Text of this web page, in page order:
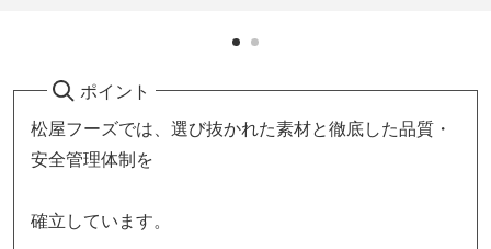
ポイント
松屋フーズでは、選び抜かれた素材と徹底した品質・
安全管理体制を
確立しています。